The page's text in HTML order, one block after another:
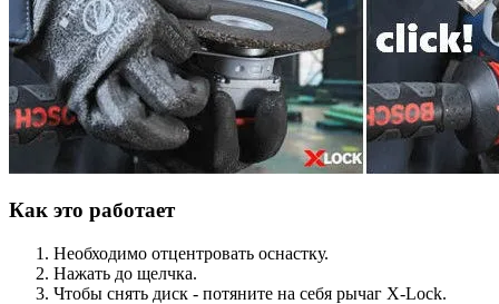
Как это работает
Необходимо отцентровать оснастку.
Нажать до щелчка.
Чтобы снять диск - потяните на себя рычаг X-Lock.